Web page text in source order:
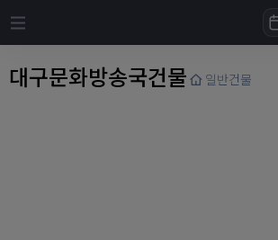
대구문화방송국건물 일반건물